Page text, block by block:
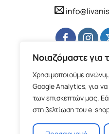
Νοιαζόμαστε για
Χρησιμοποιούμε
Google Analytics, για να
των επισκεπτών μας.
στη βελτίωση του e-